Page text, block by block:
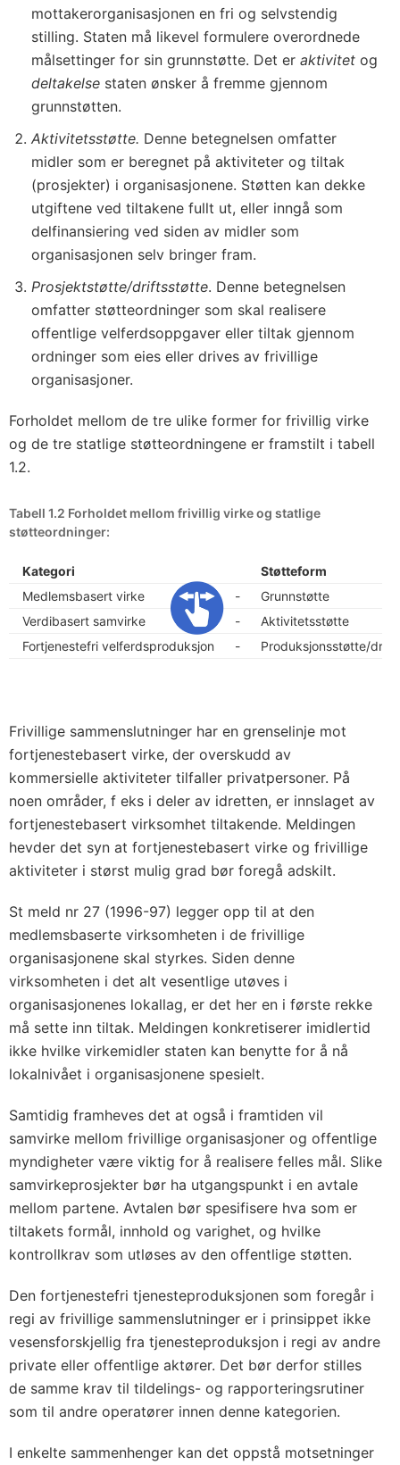
mottakerorganisasjonen en fri og selvstendig
stilling. Staten må likevel formulere overordnede
målsettinger for sin grunnstøtte. Det er aktivitet og
deltakelse staten ønsker å fremme gjennom
grunnstøtten.
Aktivitetsstøtte. Denne betegnelsen omfatter
midler som er beregnet på aktiviteter og tiltak
(prosjekter) i organisasjonene. Støtten kan dekke
utgiftene ved tiltakene fullt ut, eller inngå som
delfinansiering ved siden av midler som
organisasjonen selv bringer fram.
Prosjektstøtte/driftsstøtte. Denne betegnelsen
omfatter støtteordninger som skal realisere
offentlige velferdsoppgaver eller tiltak gjennom
ordninger som eies eller drives av frivillige
organisasjoner.
Forholdet mellom de tre ulike former for frivillig virke
og de tre statlige støtteordningene er framstilt i tabell
1.2.
Tabell 1.2 Forholdet mellom frivillig virke og statlige
støtteordninger:
Kategori
Støtteform
Medlemsbasert virke
-
Grunnstøtte
Verdibasert samvirke
-
Aktivitetsstøtte
Fortjenestefri velferdsproduksjon
- Produksjonsstøtte/
Frivillige sammenslutninger har en grenselinje mot
fortjenestebasert virke, der overskudd av
kommersielle aktiviteter tilfaller privatpersoner. På
noen områder, f eks i deler av idretten, er innslaget av
fortjenestebasert virksomhet tiltakende. Meldingen
hevder det syn at fortjenestebasert virke og frivillige
aktiviteter i størst mulig grad bør foregå adskilt.
St meld nr 27 (1996-97) legger opp til at den
medlemsbaserte virksomheten i de frivillige
organisasjonene skal styrkes. Siden denne
virksomheten i det alt vesentlige utøves i
organisasjonenes lokallag, er det her en i første rekke
må sette inn tiltak. Meldingen konkretiserer imidlertid
ikke hvilke virkemidler staten kan benytte for å nå
lokalnivået i organisasjonene spesielt.
Samtidig framheves det at også i framtiden vil
samvirke mellom frivillige organisasjoner og offentlige
myndigheter være viktig for å realisere felles mål. Slike
samvirkeprosjekter bør ha utgangspunkt i en avtale
mellom partene. Avtalen bør spesifisere hva som er
tiltakets formål, innhold og varighet, og hvilke
kontrollkrav som utløses av den offentlige støtten.
Den fortjenestefri tjenesteproduksjonen som foregår i
regi av frivillige sammenslutninger er i prinsippet ikke
vesensforskjellig fra tjenesteproduksjon i regi av andre
private eller offentlige aktører. Det bør derfor stilles
de samme krav til tildelings- og rapporteringsrutiner
som til andre operatører innen denne kategorien.
I enkelte sammenhenger kan det oppstå motsetninger